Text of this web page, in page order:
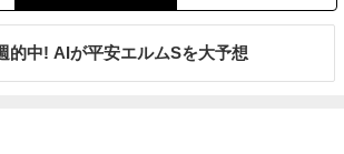
的中! AIが平安エルムSを大予想